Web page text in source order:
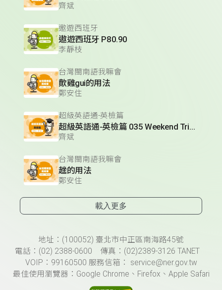
齊斌
遨遊西班牙
遨遊西班牙 P80.90
李靜枝
台灣閩南語我嘛會
歕雞gui的用法
鄭安住
超級英語通-英檢篇
超級英語通-英檢篇 035 Weekend Trip- 週末旅遊
齊斌
台灣閩南語我嘛會
趖的用法
鄭安住
載入更多
頁尾資訊地址：(100052) 臺北市中正區南海路45號
電話：(02) 2388-0600 傳真：(02)2389-3126 TANET
VOIP：99160500 服務信箱： service@ner.gov.tw
最佳使用瀏覽器：Google Chrome、Firefox、Apple Safari